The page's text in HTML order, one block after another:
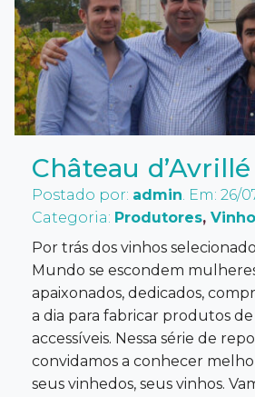
Château d’Avrillé
Postado por: admin. Em: 26/
Categoria: Produtores,
Por trás dos vinhos
Mundo se escondem
apaixonados, dedicados,
a dia para fabricar produtos
accessíveis. Nessa série de
convidamos a conhecer
seus vinhedos, seus vinhos.